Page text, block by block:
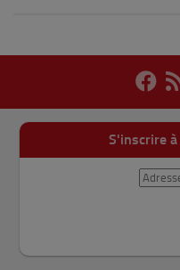
S'inscrire